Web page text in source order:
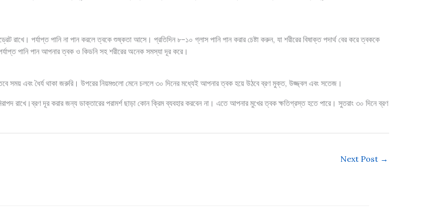
রাখে। পর্যাপ্ত পানি না পান করলে ত্বকে শুষ্কতা আসে। প্রতিদিন ৮-১০ গ্লাস পানি পান করার চেষ্টা করুন, যা শরীরের বিষাক্ত পদার্থ বের করে ত্বককে
পানি পান আপনার ত্বক ও কিডনি সহ শরীরের অনেক সমস্যা দূর করে।
সময় এবং ধৈর্য থাকা জরুরি। উপরের নিয়মগুলো মেনে চললে ৩০ দিনের মধ্যেই আপনার ত্বক হয়ে উঠবে ব্রণ মুক্ত, উজ্জ্বল এবং সতেজ।
রাখে।ব্রণ দূর করার জন্য ডাক্তারের পরামর্শ ছাড়া কোন ক্রিম ব্যবহার করবেন না। এতে আপনার মুখের ত্বক ক্ষতিগ্রস্ত হতে পারে। সুতরাং ৩০ দিনে ব্রণ
Next Post →